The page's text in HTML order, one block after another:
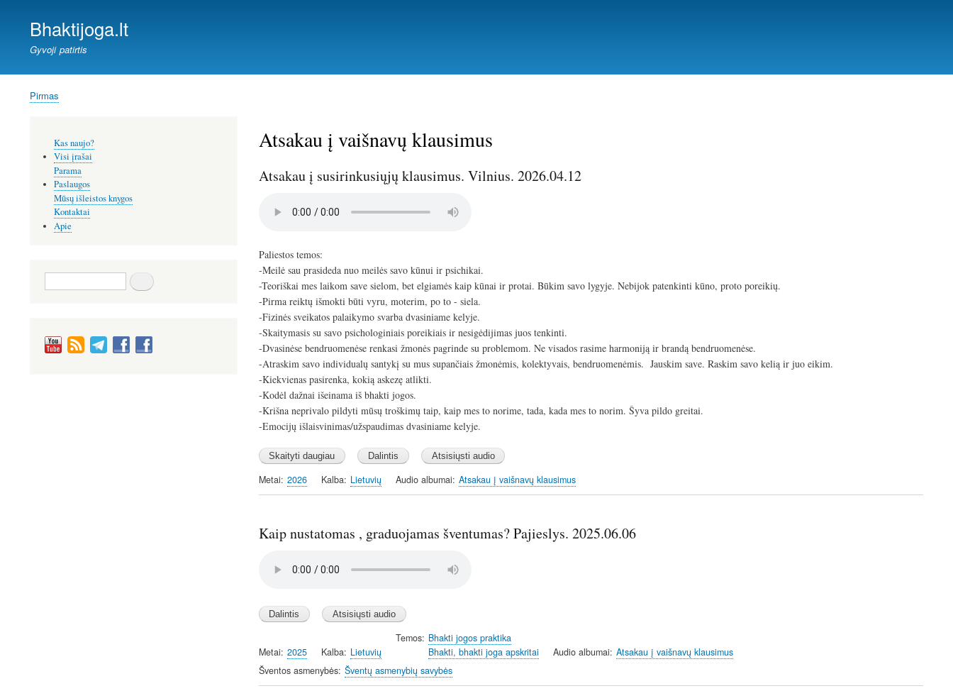
Bhaktijoga.lt
Gyvoji patirtis
Kelias
Pirmas
Atsakau į vaišnavų klausimus
Atsakau į susirinkusiųjų klausimus. Vilnius. 2026.04.12
Paliestos temos:
-Meilė sau prasideda nuo meilės savo kūnui ir psichikai.
-Teoriškai mes laikom save sielom, bet elgiamės kaip kūnai ir protai. Būkim savo lygyje. Nebijok patenkinti kūno, proto poreikių.
-Pirma reiktų išmokti būti vyru, moterim, po to - siela.
-Fizinės sveikatos palaikymo svarba dvasiniame kelyje.
-Skaitymasis su savo psichologiniais poreikiais ir nesigėdijimas juos tenkinti.
-Dvasinėse bendruomenėse renkasi žmonės pagrinde su problemom. Ne visados rasime harmoniją ir brandą bendruomenėse.
-Atraskim savo individualų santykį su mus supančiais žmonėmis, kolektyvais, bendruomenėmis. Jauskim save. Raskim savo kelią ir juo eikim.
-Kiekvienas pasirenka, kokią askezę atlikti.
-Kodėl dažnai išeinama iš bhakti jogos.
-Krišna neprivalo pildyti mūsų troškimų taip, kaip mes to norime, tada, kada mes to norim. Šyva pildo greitai.
-Emocijų išlaisvinimas/užspaudimas dvasiniame kelyje.
Metai 2026 Kalba Lietuvių Audio albumai Atsakau į vaišnavų klausimus
Kaip nustatomas , graduojamas šventumas? Pajieslys. 2025.06.06
Metai 2025 Kalba Lietuvių
Temos Bhakti jogos praktika
Bhakti, bhakti joga apskritai
Audio albumai Atsakau į vaišnavų klausimus
Šventos asmenybės Šventų asmenybių savybės
meniu
Kas naujo?
Visi įrašai
Parama
Paslaugos
Mūsų išleistos knygos
Kontaktai
Apie
Paieška